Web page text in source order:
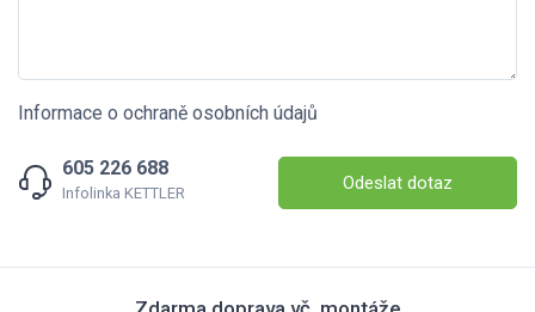
Informace o ochraně osobních údajů
605 226 688
Infolinka KETTLER Odeslat dotaz